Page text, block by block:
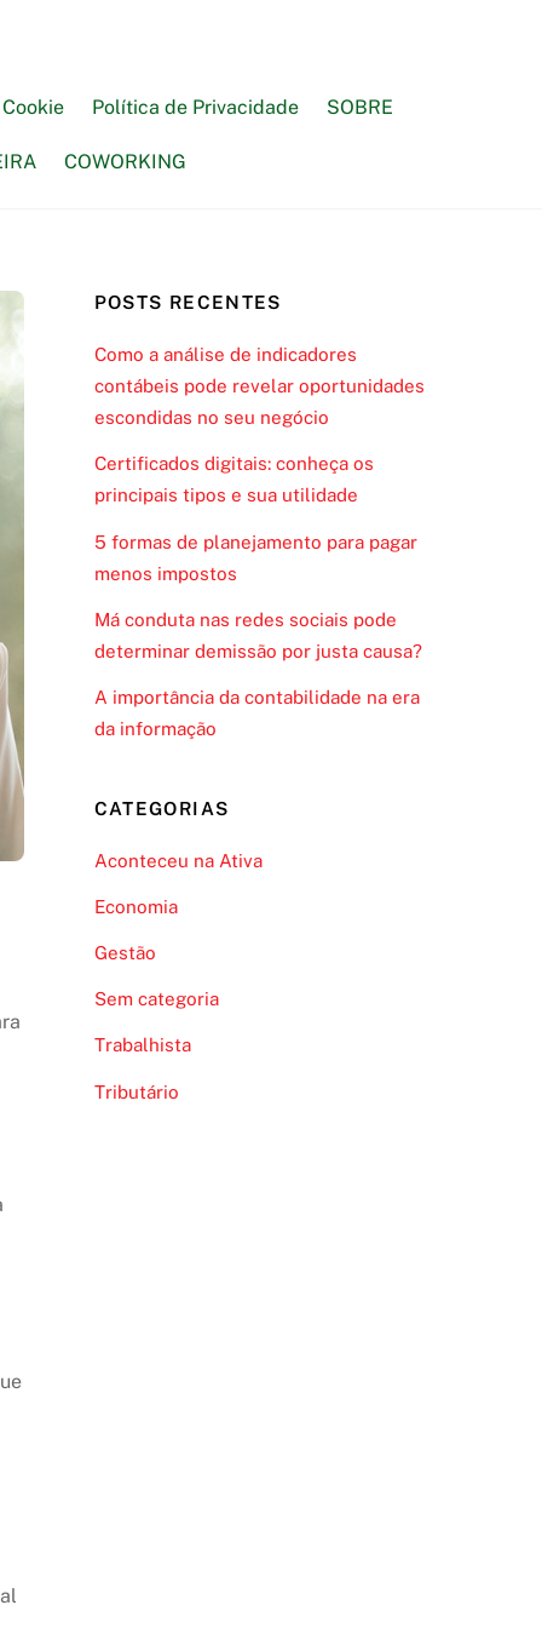
Política de Privacidade SOBRE
COWORKING
POSTS RECENTES
Como a análise de indicadores
contábeis pode revelar oportunidades
escondidas no seu negócio
Certificados digitais: conheça os
principais tipos e sua utilidade
5 formas de planejamento para pagar
menos impostos
Má conduta nas redes sociais pode
determinar demissão por justa causa?
A importância da contabilidade na era
da informação
CATEGORIAS
Aconteceu na Ativa
Economia
Gestão
Sem categoria
Trabalhista
Tributário